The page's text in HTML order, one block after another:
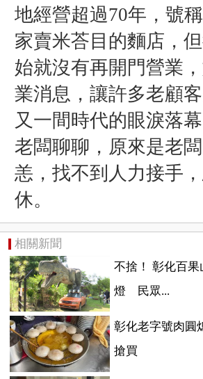
地經營超過70年，號
家賣米荅目的麵店，
始就沒有再開門營業
業消息，讓許多老顧
又一間時代的眼淚落
老闆聊聊，原來是老
恙，找不到人力接手
休。
相關新聞
不捨！ 彰化百
燈 民眾...
彰化老字號肉圓
搶買